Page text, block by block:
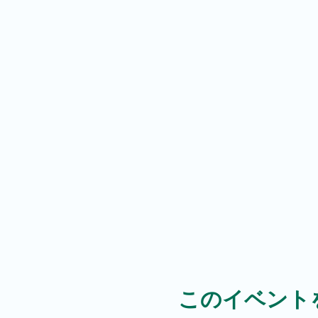
このイベン